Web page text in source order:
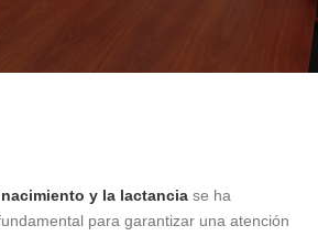
y la lactancia se ha
para garantizar una atención